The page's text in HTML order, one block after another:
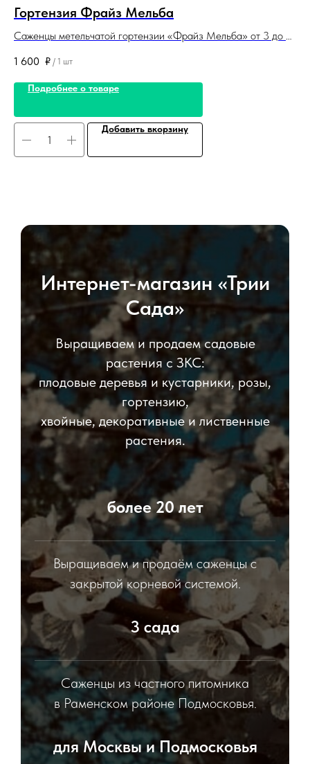
Гортензия Фрайз Мельба
Саженцы метельчатой гортензии «Фрайз Мельба» от 3 до 6
контейнерах (горшках).
1 600 ₽ / 1 шт
Подробнее о товаре
Добавить вкорзину
Интернет-магазин «Трии
Сада»
Выращиваем и продаем садовые
растения с ЗКС:
плодовые деревья и кустарники, розы,
гортензию,
хвойные, декоративные и лиственные
растения.
более 20 лет
Выращиваем и продаём саженцы с
закрытой корневой системой.
3 сада
Саженцы из частного питомника
в Раменском районе Подмосковья.
для Москвы и Подмосковья